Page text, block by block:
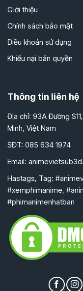
Giới thiệu
Chính sách bảo mật
Điều khoản sử dụng
Khiếu nại bản quyền
Thông tin liên hệ
Địa chỉ: 93A Đường
Minh, Việt Nam
SĐT: 085 634 1974
Email:
Hastags, Tag:
#xemphimanime,
#phimanimenhatban